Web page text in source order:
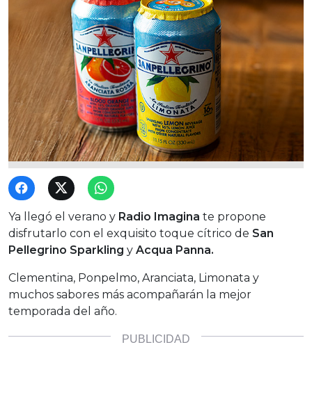
Ya llegó el verano y Radio Imagina te propone
disfrutarlo con el exquisito toque cítrico de San
Pellegrino Sparkling y Acqua Panna.
Clementina, Ponpelmo, Aranciata, Limonata y
muchos sabores más acompañarán la mejor
temporada del año.